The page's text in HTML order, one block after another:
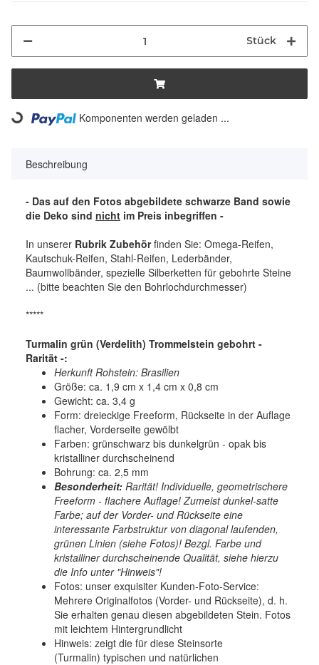
Stück
Loading... Komponenten werden geladen ...
Beschreibung
- Das auf den Fotos abgebildete schwarze Band sowie
die Deko sind nicht im Preis inbegriffen -
In unserer Rubrik Zubehörfinden Sie: Omega-Reifen,
Kautschuk-Reifen, Stahl-Reifen, Lederbänder,
Baumwollbänder, spezielle Silberketten für gebohrte Steine
... (bitte beachten Sie den Bohrlochdurchmesser)
*****
Turmalin grün (Verdelith) Trommelstein gebohrt -
Rarität -:
Herkunft Rohstein: Brasilien
Größe: ca. 1,9 cm x 1,4 cm x 0,8 cm
Gewicht: ca. 3,4 g
Form: dreieckige Freeform, Rückseite in der Auflage
flacher, Vorderseite gewölbt
Farben: grünschwarz bis dunkelgrün - opak bis
kristalliner durchscheinend
Bohrung: ca. 2,5 mm
Besonderheit: Rarität! Individuelle, geometrischere
Freeform - flachere Auflage! Zumeist dunkel-satte
Farbe; auf der Vorder- und Rückseite eine
interessante Farbstruktur von diagonal laufenden,
grünen Linien (siehe Fotos)! Bezgl. Farbe und
kristalliner durchscheinende Qualität, siehe hierzu
die Info unter "Hinweis"!
Fotos: unser exquisiter Kunden-Foto-Service:
Mehrere Originalfotos (Vorder- und Rückseite), d. h.
Sie erhalten genau diesen abgebildeten Stein. Fotos
mit leichtem Hintergrundlicht
Hinweis: zeigt die für diese Steinsorte
(Turmalin) typischen und natürlichen